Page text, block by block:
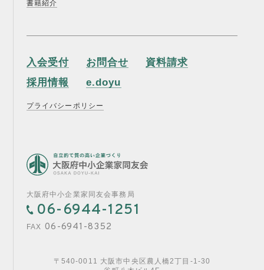
書籍紹介
入会受付 お問合せ
資料請求
採用情報
e.doyu
プライバシーポリシー
大阪府中小企業家同友会事務局
06-6944-1251
FAX 06-6941-8352
〒540-0011 大阪市中央区農人橋2丁目-1-30